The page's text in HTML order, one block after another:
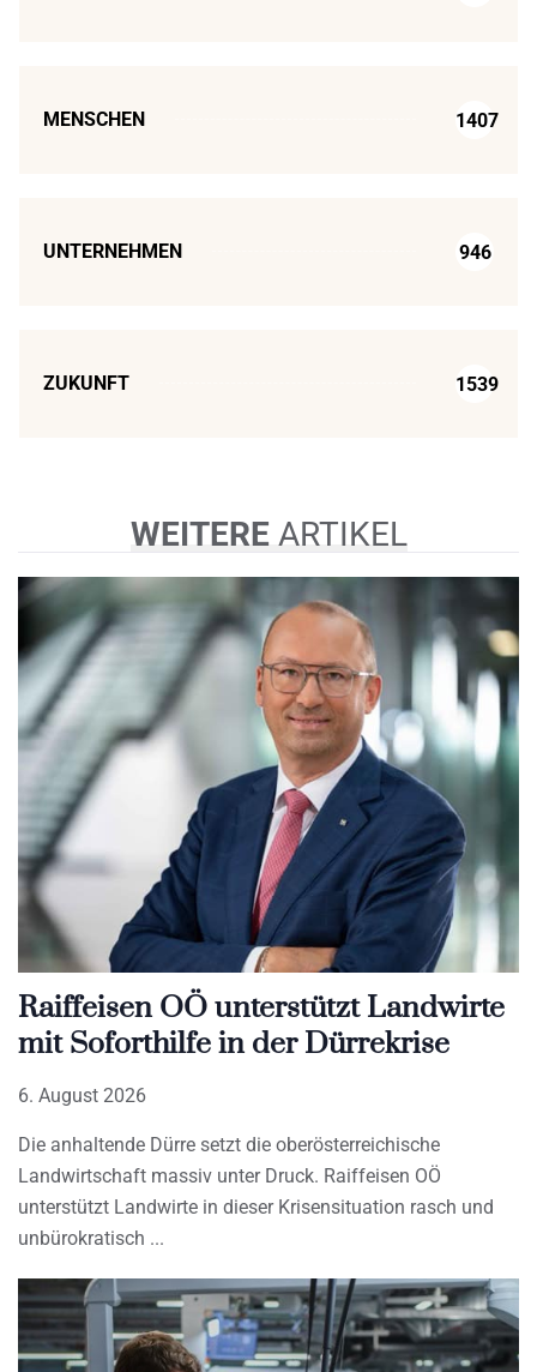
MENSCHEN 1407
UNTERNEHMEN 946
ZUKUNFT 1539
WEITEREARTIKEL
Raiffeisen OÖ unterstützt Landwirte
mit Soforthilfe in der Dürrekrise
6. August 2026
Die anhaltende Dürre setzt die oberösterreichische
Landwirtschaft massiv unter Druck. Raiffeisen OÖ
unterstützt Landwirte in dieser Krisensituation rasch und
unbürokratisch